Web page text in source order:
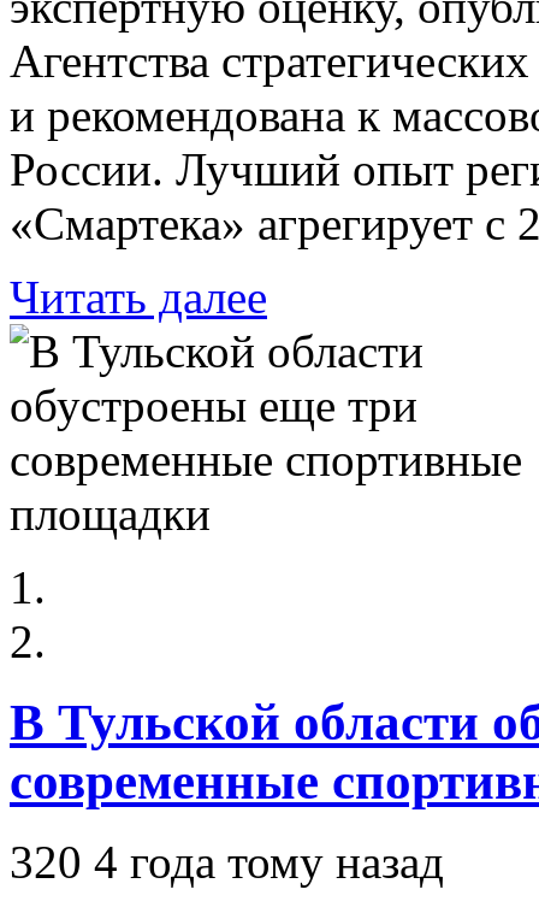
Агентства
и рекомендована к
России. Лучший опыт
«Смартека» агрегирует с
Читать далее
В Тульской области
современные
320 4 года тому назад